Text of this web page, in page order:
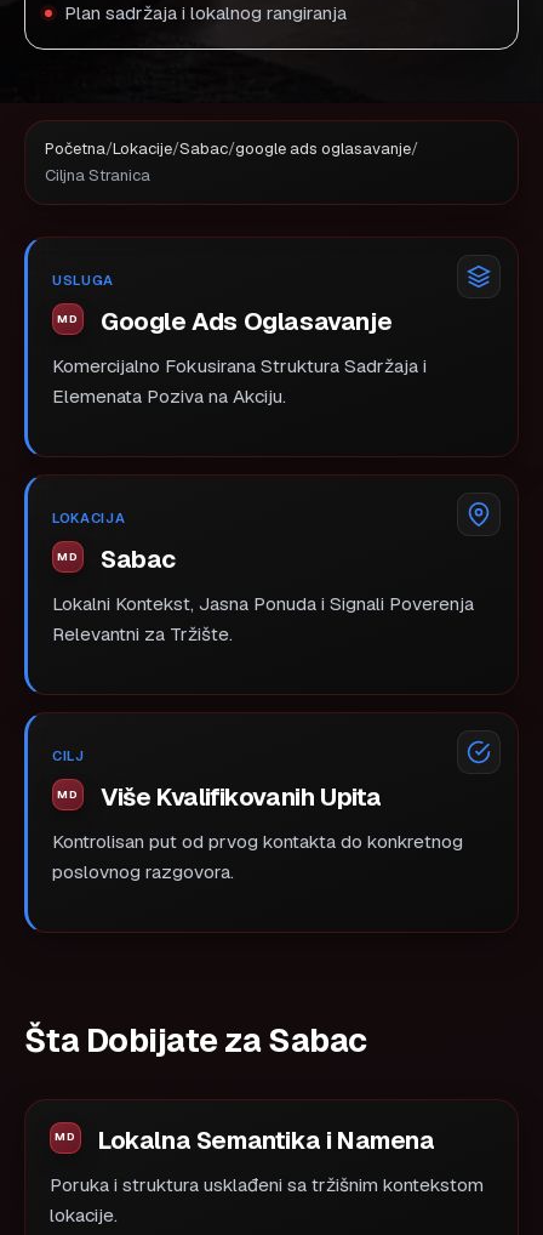
Plan sadržaja i lokalnog rangiranja
Početna/Lokacije/Sabac/google ads oglasavanje/
Ciljna Stranica
USLUGA
Google Ads Oglasavanje
Komercijalno Fokusirana Struktura Sadržaja i
Elemenata Poziva na Akciju.
LOKACIJA
Sabac
Lokalni Kontekst, Jasna Ponuda i Signali Poverenja
Relevantni za Tržište.
CILJ
Više Kvalifikovanih Upita
Kontrolisan put od prvog kontakta do konkretnog
poslovnog razgovora.
Šta Dobijate za Sabac
Lokalna Semantika i Namena
Poruka i struktura usklađeni sa tržišnim kontekstom
lokacije.